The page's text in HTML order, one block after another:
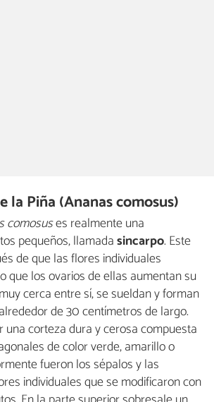
la Piña (Ananas comosus)
comosuses realmente una
pequeños, llamadasincarpo. Este
de que las flores individuales
que los ovarios de ellas aumentan su
cerca entre sí, se sueldan y forman
de 30 centímetros de largo.
una corteza dura y cerosa compuesta
de color verde, amarillo o
fueron los sépalos y las
individuales que se modificaron con